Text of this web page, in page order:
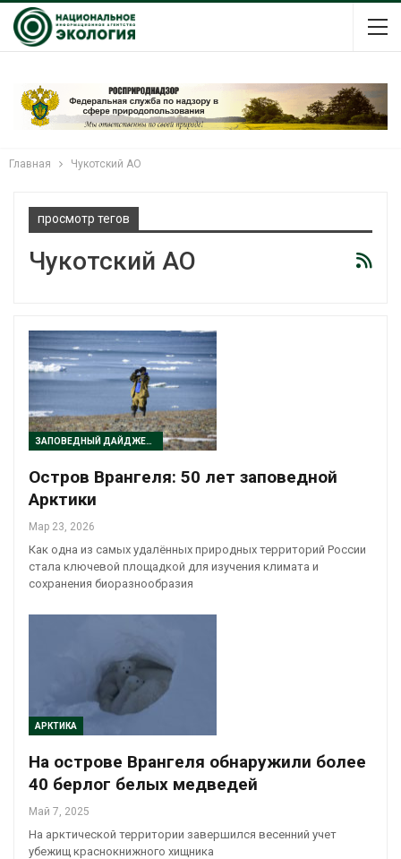
Главная Чукотский АО
просмотр тегов
Чукотский АО
ЗАПОВЕДНЫЙ ДАЙДЖЕСТ
Остров Врангеля: 50 лет заповедной
Арктики
Мар 23, 2026
Как одна из самых удалённых природных территорий России
стала ключевой площадкой для изучения климата и
сохранения биоразнообразия
АРКТИКА
На острове Врангеля обнаружили более
40 берлог белых медведей
Май 7, 2025
На арктической территории завершился весенний учет
убежищ краснокнижного хищника